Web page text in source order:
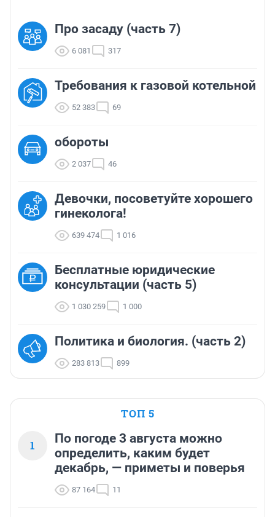
Про засаду (часть 7)
6 081 317
Требования к газовой котельной
52 383 69
обороты
2 037 46
Девочки, посоветуйте хорошего
гинеколога!
639 474 1 016
Бесплатные юридические
консультации (часть 5)
1 030 259 1 000
Политика и биология. (часть 2)
283 813 899
ТОП 5
1
По погоде 3 августа можно
определить, каким будет
декабрь, — приметы и поверья
87 164 11